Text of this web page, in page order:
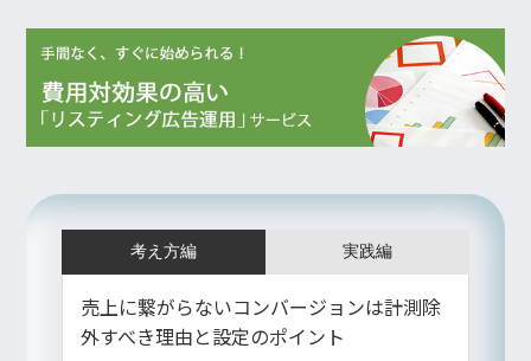
考え方編 実践編
売上に繋がらないコンバージョンは計測除
外すべき理由と設定のポイント